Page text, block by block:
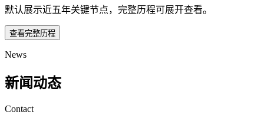
默认展示近五年关键节点，完整历程可展开查看。
查看完整历程
News
新闻动态
Contact